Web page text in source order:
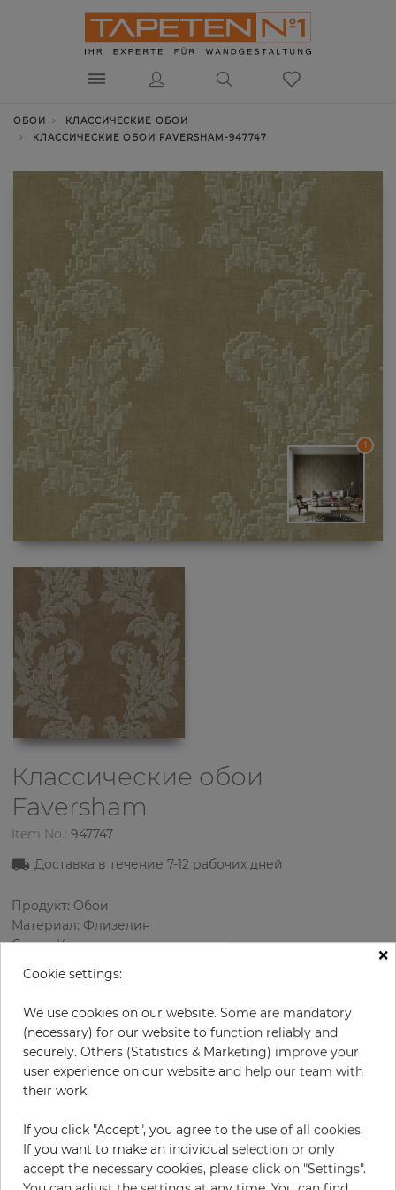
ОБОИ
КЛАССИЧЕСКИЕ ОБОИ
КЛАССИЧЕСКИЕ ОБОИ FAVERSHAM-947747
1
Классические обои
Faversham
Item No.: 947747
Доставка в течение 7-12 рабочих дней
Продукт: Обои
Материал: Флизелин
Стиль: Классика
Размеры (ширина/длина): 52 см / 10.05 м
Использование: Зал
Цвет: Золотой
Цвет узора: Серебряный
85,70 € за рулон
19% НДС включительно + Доставка
×
Cookie settings:
We use cookies on our website. Some are mandatory
(necessary) for our website to function reliably and
securely. Others (Statistics & Marketing) improve your
user experience on our website and help our team with
their work.
If you click "Accept", you agree to the use of all cookies.
If you want to make an individual selection or only
accept the necessary cookies, please click on "Settings".